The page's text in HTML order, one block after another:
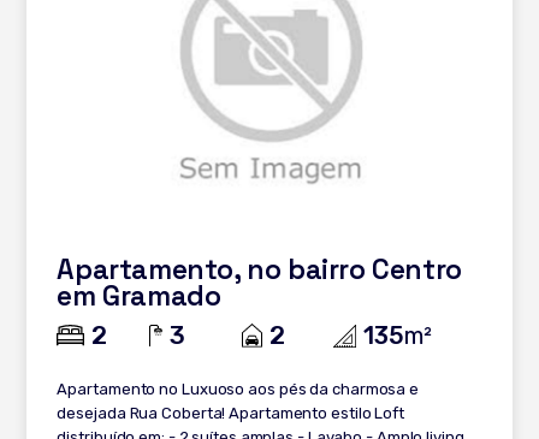
Apartamento, no bairro Centro
em Gramado
2 3 2 135m²
Apartamento no Luxuoso aos pés da charmosa e
desejada Rua Coberta! Apartamento estilo Loft